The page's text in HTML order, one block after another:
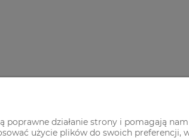
działanie strony i pomagają
użycie plików do swoich preferencji,